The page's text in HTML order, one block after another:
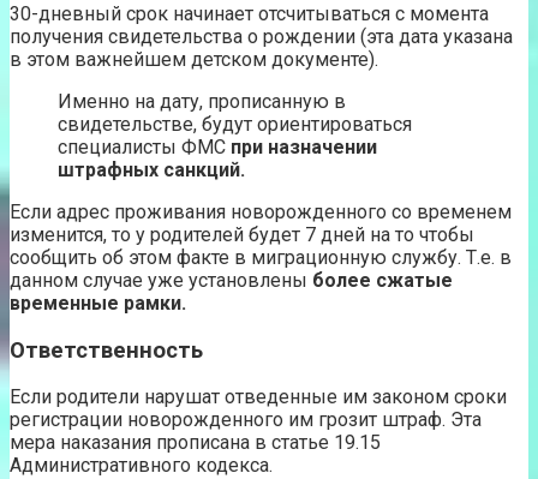
30-дневный срок начинает отсчитываться с момента
получения свидетельства о рождении (эта дата указана
в этом важнейшем детском документе).
Именно на дату, прописанную в
свидетельстве, будут ориентироваться
специалисты ФМС при назначении
штрафных санкций.
Если адрес проживания новорожденного со временем
изменится, то у родителей будет 7 дней на то чтобы
сообщить об этом факте в миграционную службу. Т.е. в
данном случае уже установлены более сжатые
временные рамки.
Ответственность
Если родители нарушат отведенные им законом сроки
регистрации новорожденного им грозит штраф. Эта
мера наказания прописана в статье 19.15
Административного кодекса.